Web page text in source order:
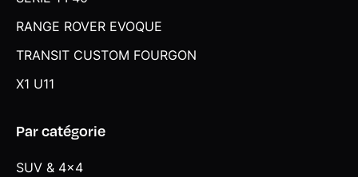
RANGE ROVER EVOQUE
TRANSIT CUSTOM FOURGON
X1 U11
Par catégorie
SUV & 4x4